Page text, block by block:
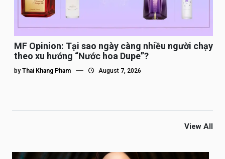
MF Opinion: Tại sao ngày càng nhiều người chạy
theo xu hướng “Nước hoa Dupe”?
by Thai Khang Pham August 7, 2026
View All